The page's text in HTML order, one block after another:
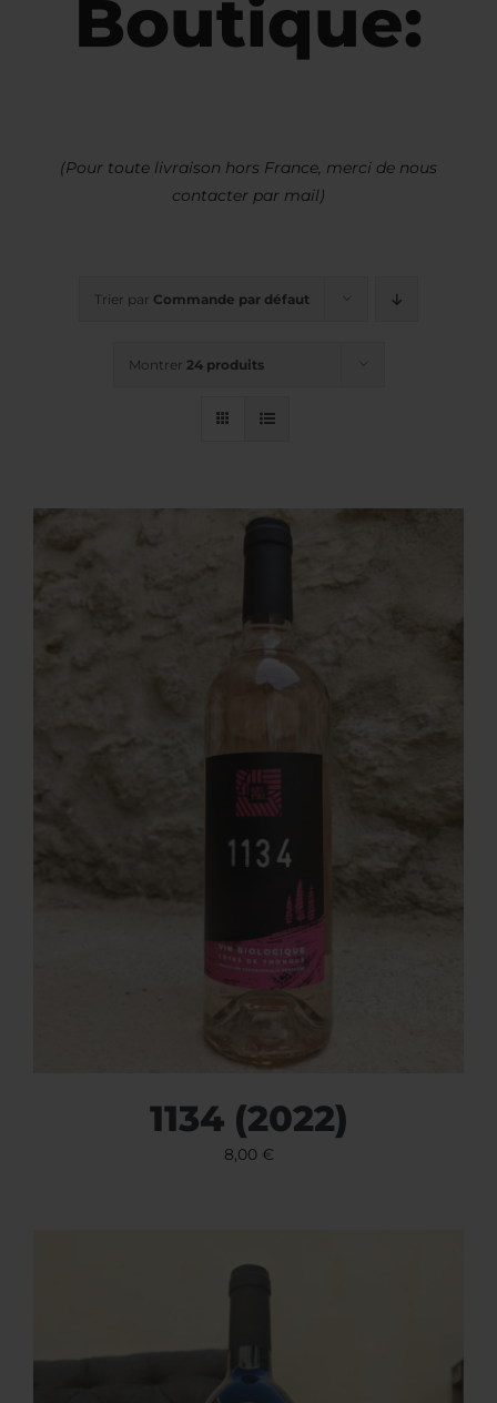
Boutique:
(Pour toute livraison hors France, merci de nous
contacter par mail)
Trier par Commande par défaut
Montrer 24 produits
1134 (2022)
8,00 €